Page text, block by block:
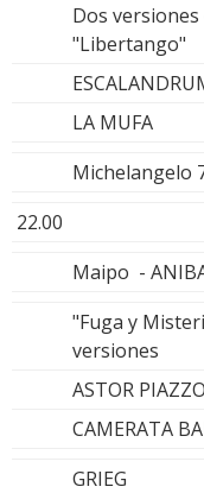
Dos versiones
"Libertango"
LA MUFA
Michelangelo
22.00
Maipo -
"Fuga y
versiones
ASTOR
CAMERATA
GRIEG